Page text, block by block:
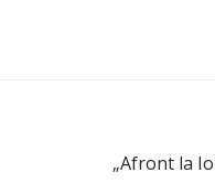
„Afront la